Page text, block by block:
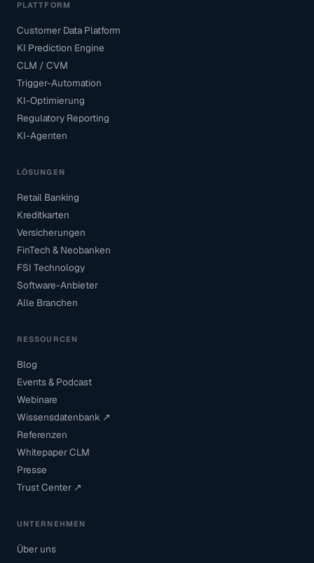
PLATTFORM
Customer Data Platform
KI Prediction Engine
CLM / CVM
Trigger-Automation
KI-Optimierung
Regulatory Reporting
KI-Agenten
LÖSUNGEN
Retail Banking
Kreditkarten
Versicherungen
FinTech & Neobanken
FSI Technology
Software-Anbieter
Alle Branchen
RESSOURCEN
Blog
Events & Podcast
Webinare
Wissensdatenbank ↗
Referenzen
Whitepaper CLM
Presse
Trust Center ↗
UNTERNEHMEN
Über uns